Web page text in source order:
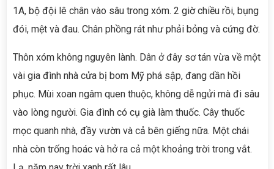
1A, bộ đội lê chân vào sâu trong xóm. 2 giờ chiều rồi, bụng
đói, mệt và đau. Chân phồng rát như phải bỏng và cứng đờ.
Thôn xóm không nguyên lành. Dân ở đây sơ tán vừa về một
vài gia đình nhà cửa bị bom Mỹ phá sập, đang dần hồi
phục. Mùi xoan ngâm quen thuộc, không dễ ngửi mà đi sâu
vào lòng người. Gia đình có cụ già làm thuốc. Cây thuốc
mọc quanh nhà, đầy vườn và cả bên giếng nữa. Một chái
nhà còn trống hoác và hở ra cả một khoảng trời trong vắt.